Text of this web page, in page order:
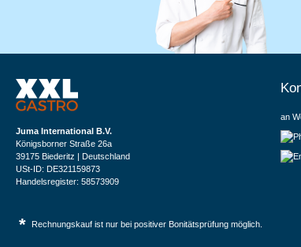
Juma International B.V.
Königsborner Straße 26a
39175 Biederitz | Deutschland
USt-ID: DE321159873
Handelsregister: 58573909
an
* Rechnungskauf ist nur bei positiver Bonitätsprüfung möglich.